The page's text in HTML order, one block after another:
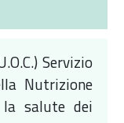
Servizio
Nutrizione
la salute dei